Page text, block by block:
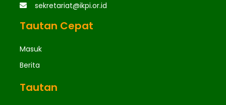
sekretariat@ikpi.or.id
Tautan Cepat
Masuk
Berita
Tautan